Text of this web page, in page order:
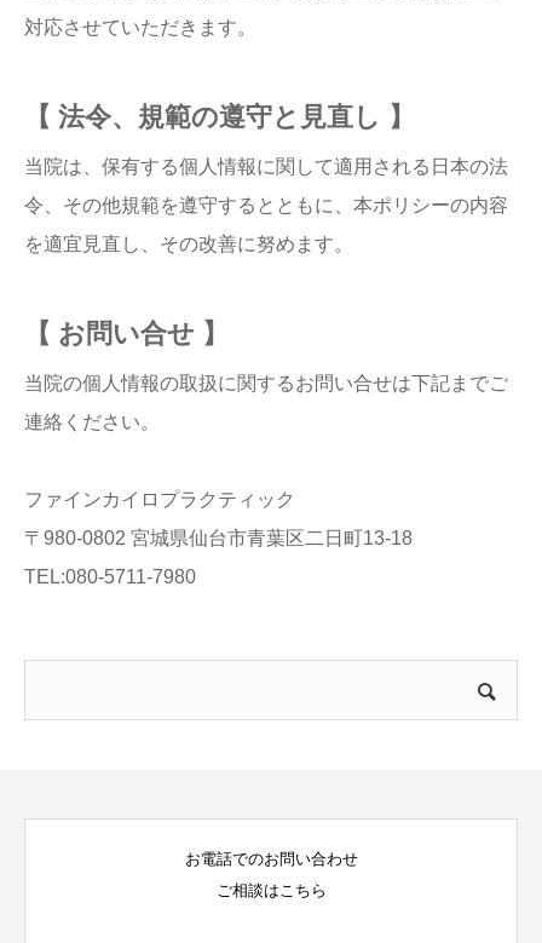
対応させていただきます。
【 法令、規範の遵守と見直し 】
当院は、保有する個人情報に関して適用される日本の法
令、その他規範を遵守するとともに、本ポリシーの内容
を適宜見直し、その改善に努めます。
【 お問い合せ 】
当院の個人情報の取扱に関するお問い合せは下記までご
連絡ください。
ファインカイロプラクティック
〒980-0802 宮城県仙台市青葉区二日町13-18
TEL:080-5711-7980
お電話でのお問い合わせ
ご相談はこちら